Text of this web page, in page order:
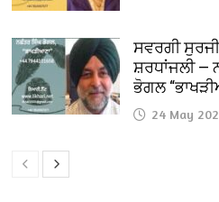
ਸਵਰਗੀ
ਸ਼ਰਧਾਂਜਲੀ —
ਭੋਗਲ
24 May